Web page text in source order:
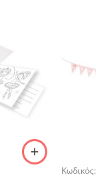
Κωδικός: